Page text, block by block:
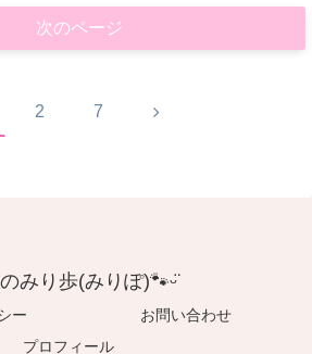
次のページ
2 7 次
みり歩(みりぽ)🐾ᵕ̈
ー
お問い合わせ
プロフィール